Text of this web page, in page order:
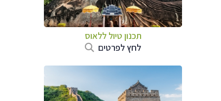
תכנון טיול ללאוס
לחץ לפרטים